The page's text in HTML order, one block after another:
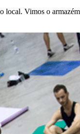
Vimos o